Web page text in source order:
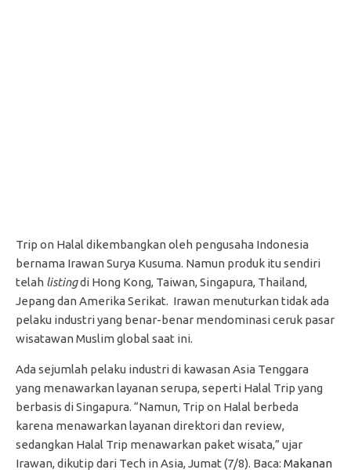
Trip on Halal dikembangkan oleh pengusaha Indonesia
bernama Irawan Surya Kusuma. Namun produk itu sendiri
telah listingdi Hong Kong, Taiwan, Singapura, Thailand,
Jepang dan Amerika Serikat. Irawan menuturkan tidak ada
pelaku industri yang benar-benar mendominasi ceruk pasar
wisatawan Muslim global saat ini.
Ada sejumlah pelaku industri di kawasan Asia Tenggara
yang menawarkan layanan serupa, seperti Halal Trip yang
berbasis di Singapura. “Namun, Trip on Halal berbeda
karena menawarkan layanan direktori dan review,
sedangkan Halal Trip menawarkan paket wisata,” ujar
Irawan, dikutip dari Tech in Asia, Jumat (7/8). Baca: Makanan